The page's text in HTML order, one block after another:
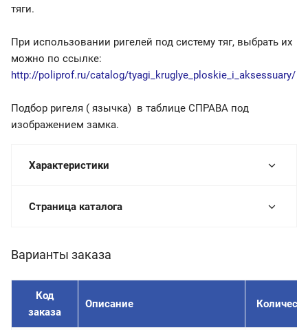
тяги.
При использовании ригелей под систему тяг, выбрать их
можно по ссылке:
http://poliprof.ru/catalog/tyagi_kruglye_ploskie_i_aksessuary/
Подбор ригеля ( язычка) в таблице СПРАВА под
изображением замка.
Характеристики
Страница каталога
Варианты заказа
Код
заказа
Описание